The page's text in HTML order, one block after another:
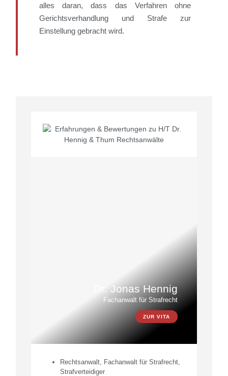
alles daran, dass das Verfahren ohne
Gerichtsverhandlung und Strafe zur
Einstellung gebracht wird.
Dr. Jonas Hennig
Fachanwalt für Strafrecht
ZUR VITA
Rechtsanwalt, Fachanwalt für Strafrecht,
Strafverteidiger